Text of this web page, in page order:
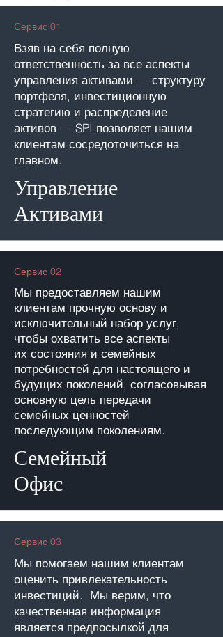
Сервис 01
Взяв на себя полную
ответственность за все аспекты
управления активами — структуру
портфеля, инвестиционную
стратегию и распределение
активов — SPI позволяет нашим
клиентам сосредоточиться на
главном.
Управление
Активами
Сервис 02
Мы предоставляем нашим
клиентам прочную основу и
исключительный набор услуг,
чтобы охватить все аспекты
их состояния и семейных
потребностей для настоящего и
будущих поколений, согласовывая
основную цель передачи
семейных ценностей
последующим поколениям.
Семейный
Офис
Сервис 03
Мы помогаем нашим клиентам
оценить привлекательность
инвестиций. Мы верим, что
качественная информация
является предпосылкой для